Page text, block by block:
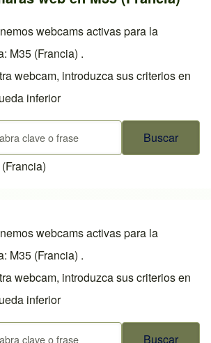
webcams activas para la
M35 (Francia) .
webcam, introduzca sus criterios en
inferior
webcams activas para la
M35 (Francia) .
webcam, introduzca sus criterios en
inferior